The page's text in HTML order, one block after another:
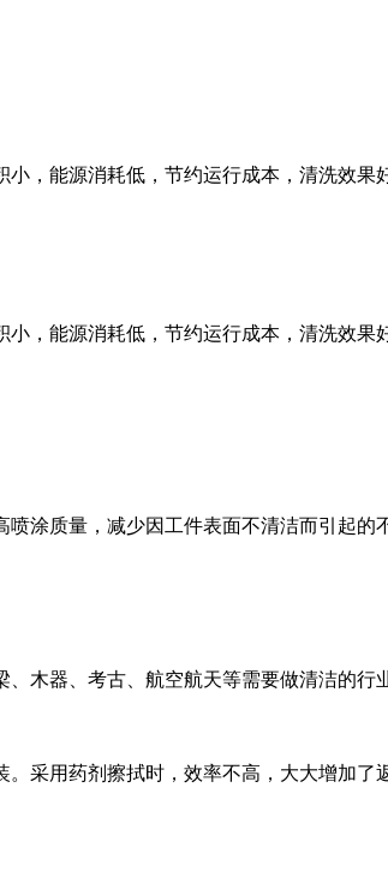
，能源消耗低，节约运行成本，清洗效
，能源消耗低，节约运行成本，清洗效
涂质量，减少因工件表面不清洁而引起的
木器、考古、航空航天等需要做清洁的行
采用药剂擦拭时，效率不高，大大增加